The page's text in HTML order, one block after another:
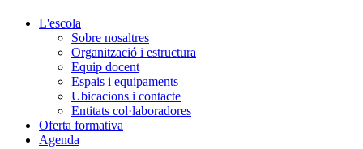
L'escola
Sobre nosaltres
Organització i estructura
Equip docent
Espais i equipaments
Ubicacions i contacte
Entitats col·laboradores
Oferta formativa
Agenda